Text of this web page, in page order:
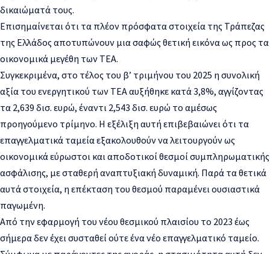
δικαιώματά τους.
Επισημαίνεται ότι τα πλέον πρόσφατα στοιχεία της Τράπεζας
της Ελλάδος αποτυπώνουν μια σαφώς θετική εικόνα ως προς τα
οικονομικά μεγέθη των ΤΕΑ.
Συγκεκριμένα, στο τέλος του β’ τριμήνου του 2025 η συνολική
αξία του ενεργητικού των ΤΕΑ αυξήθηκε κατά 3,8%, αγγίζοντας
τα 2,639 δισ. ευρώ, έναντι 2,543 δισ. ευρώ το αμέσως
προηγούμενο τρίμηνο. Η εξέλιξη αυτή επιβεβαιώνει ότι τα
επαγγελματικά ταμεία εξακολουθούν να λειτουργούν ως
οικονομικά εύρωστοι και αποδοτικοί θεσμοί συμπληρωματικής
ασφάλισης, με σταθερή αναπτυξιακή δυναμική. Παρά τα θετικά
αυτά στοιχεία, η επέκταση του θεσμού παραμένει ουσιαστικά
παγωμένη.
Από την εφαρμογή του νέου θεσμικού πλαισίου το 2023 έως
σήμερα δεν έχει συσταθεί ούτε ένα νέο επαγγελματικό ταμείο.